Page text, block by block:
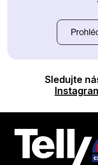
Sledujte